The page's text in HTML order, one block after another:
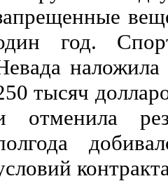
год.
тысяч
отменила